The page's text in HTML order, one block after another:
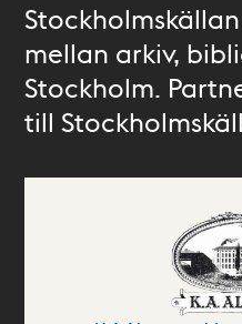
mellan arkiv,
Stockholm.
till